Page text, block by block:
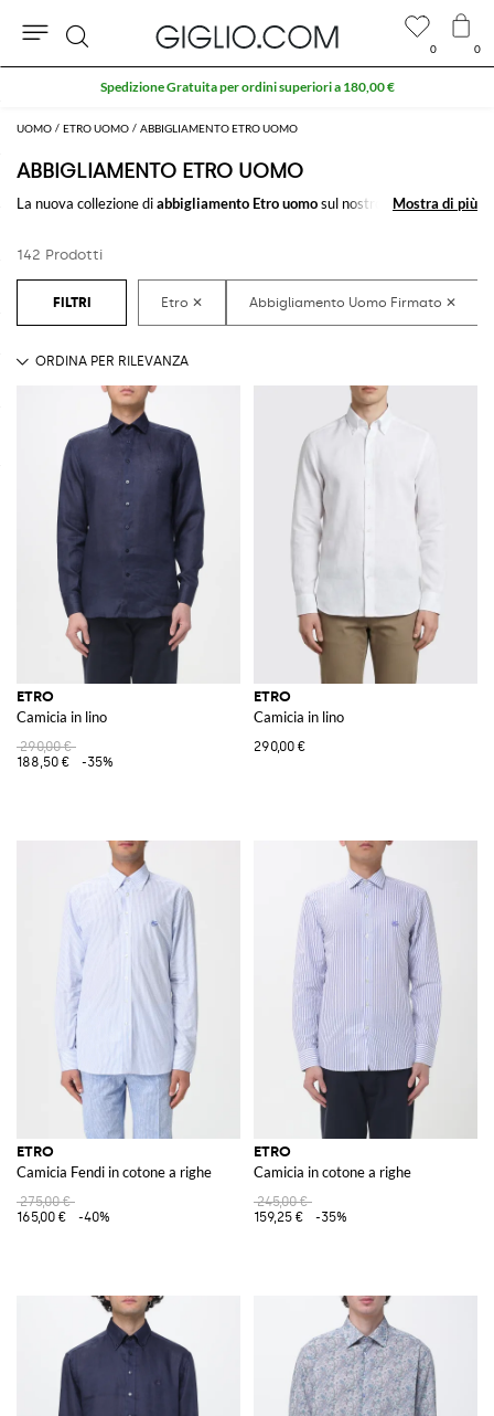
UOMO ETRO UOMO ABBIGLIAMENTO ETRO UOMO
ABBIGLIAMENTO ETRO UOMO
La nuova collezione diabbigliamento Etro uomosul nostro store è una
sempre quello che cerchi per ogni occasione.
Scopri l'abbigliamento Etro uomo online su GIGLIO.COM
Mostra di più
Mostra di più
142 Prodotti
ETRO
Camicia in lino
290,00 €
188,50 €
-35%
ETRO
Camicia in lino
290,00 €
ETRO
Camicia Fendi in cotone a righe
275,00 €
165,00 €
-40%
ETRO
Camicia in cotone a righe
245,00 €
159,25 €
-35%
0 0
Cerca
Extra 10% sull'area Outlet